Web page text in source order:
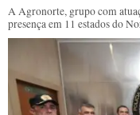
A Agronorte, grupo com
presença em 11 estados do